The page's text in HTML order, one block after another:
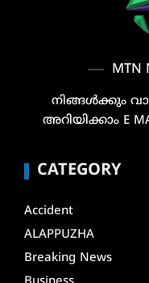
MTN
നിങ്ങൾക്കും
അറിയിക്കാം E
CATEGORY
Accident
ALAPPUZHA
Breaking News